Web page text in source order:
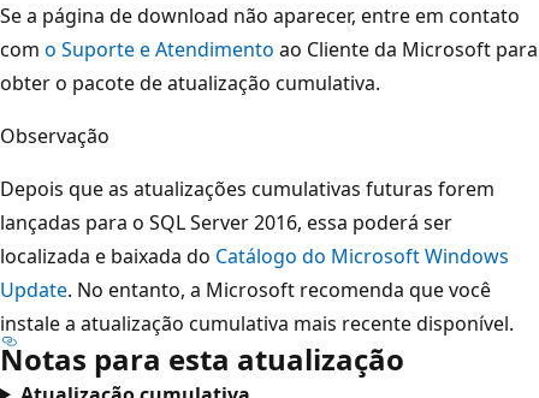
Se a página de download não aparecer, entre em contato
com o Suporte e Atendimento ao Cliente da Microsoft para
obter o pacote de atualização cumulativa.
Observação
Depois que as atualizações cumulativas futuras forem
lançadas para o SQL Server 2016, essa poderá ser
localizada e baixada do Catálogo do Microsoft Windows
Update. No entanto, a Microsoft recomenda que você
instale a atualização cumulativa mais recente disponível.
Notas para esta atualização